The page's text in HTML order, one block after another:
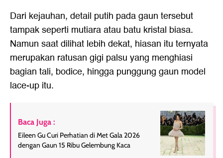
Dari kejauhan, detail putih pada gaun tersebut
tampak seperti mutiara atau batu kristal biasa.
Namun saat dilihat lebih dekat, hiasan itu ternyata
merupakan ratusan gigi palsu yang menghiasi
bagian tali, bodice, hingga punggung gaun model
lace-up itu.
Baca Juga :
Eileen Gu Curi Perhatian di Met Gala 2026
dengan Gaun 15 Ribu Gelembung Kaca